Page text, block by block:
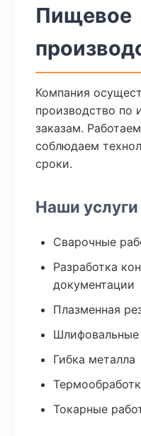
Пищевое
Компания
производство по
заказам.
соблюдаем
сроки.
Наши услуги
Сварочные
Разработка
документации
Плазменная
Шлифовальные
Гибка металла
Токарные